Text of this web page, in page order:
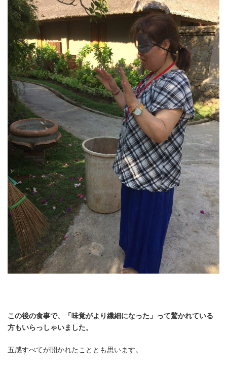
この後の食事で、「味覚がより繊細になった」って驚かれている
方もいらっしゃいました。
五感すべてが開かれたこととも思います。